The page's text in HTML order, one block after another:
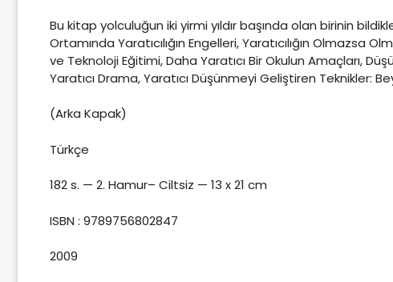
Bu kitap yolculuğun iki yirmi yıldır başında olan birinin
Ortamında Yaratıcılığın Engelleri, Yaratıcılığın Olmazsa
ve Teknoloji Eğitimi, Daha Yaratıcı Bir Okulun Amaçları,
Yaratıcı Drama, Yaratıcı Düşünmeyi Geliştiren Teknikler:
(Arka Kapak)
Türkçe
182 s. — 2. Hamur– Ciltsiz — 13 x 21 cm
ISBN : 9789756802847
2009